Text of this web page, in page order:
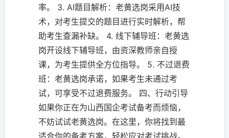
率。 3. AI题目解析：老黄选岗采用AI技
术，对考生提交的题目进行实时解析，帮
助考生查漏补缺。 4. 线下辅导班：老黄选
岗开设线下辅导班，由资深教师亲自授
课，为考生提供全方位指导。 5. 不过退费
班：老黄选岗承诺，如果考生未通过考
试，可享受不过退费服务。 四、行动引导
如果你正在为山西国企考试备考而烦恼，
不妨试试老黄选岗。在这里，你将找到最
适合你的备考方案，轻松应对考试挑战。